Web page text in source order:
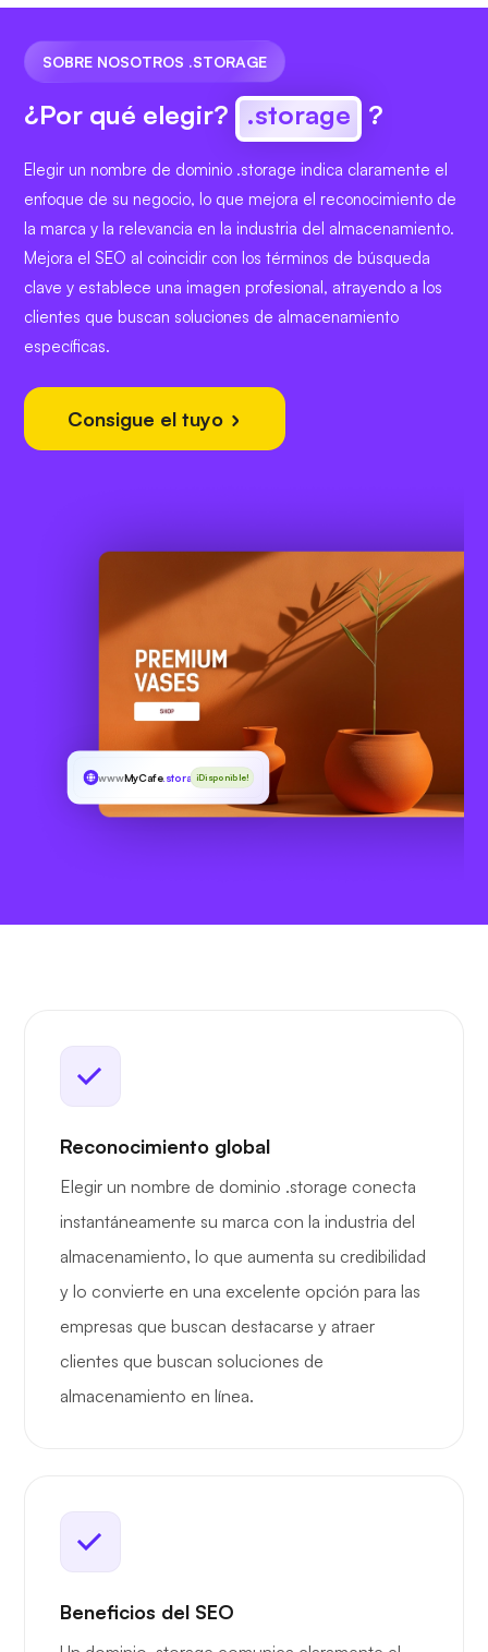
SOBRE NOSOTROS .STORAGE
¿Por qué elegir? .storage ?
Elegir un nombre de dominio .storage indica claramente el
enfoque de su negocio, lo que mejora el reconocimiento de
la marca y la relevancia en la industria del almacenamiento.
Mejora el SEO al coincidir con los términos de búsqueda
clave y establece una imagen profesional, atrayendo a los
clientes que buscan soluciones de almacenamiento
específicas.
Consigue el tuyo
wwwMyCafe.storage¡Disponible!
Reconocimiento global
Elegir un nombre de dominio .storage conecta
instantáneamente su marca con la industria del
almacenamiento, lo que aumenta su credibilidad
y lo convierte en una excelente opción para las
empresas que buscan destacarse y atraer
clientes que buscan soluciones de
almacenamiento en línea.
Beneficios del SEO